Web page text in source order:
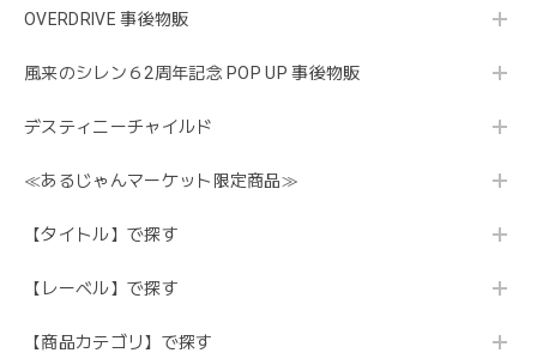
OVERDRIVE 事後物販
風来のシレン６2周年記念 POP UP 事後物販
デスティニーチャイルド
≪あるじゃんマーケット限定商品≫
【タイトル】で探す
【レーベル】で探す
【商品カテゴリ】で探す